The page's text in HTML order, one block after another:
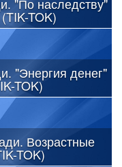
TOK)
"Энергия денег"
TOK)
Возрастные
TOK)